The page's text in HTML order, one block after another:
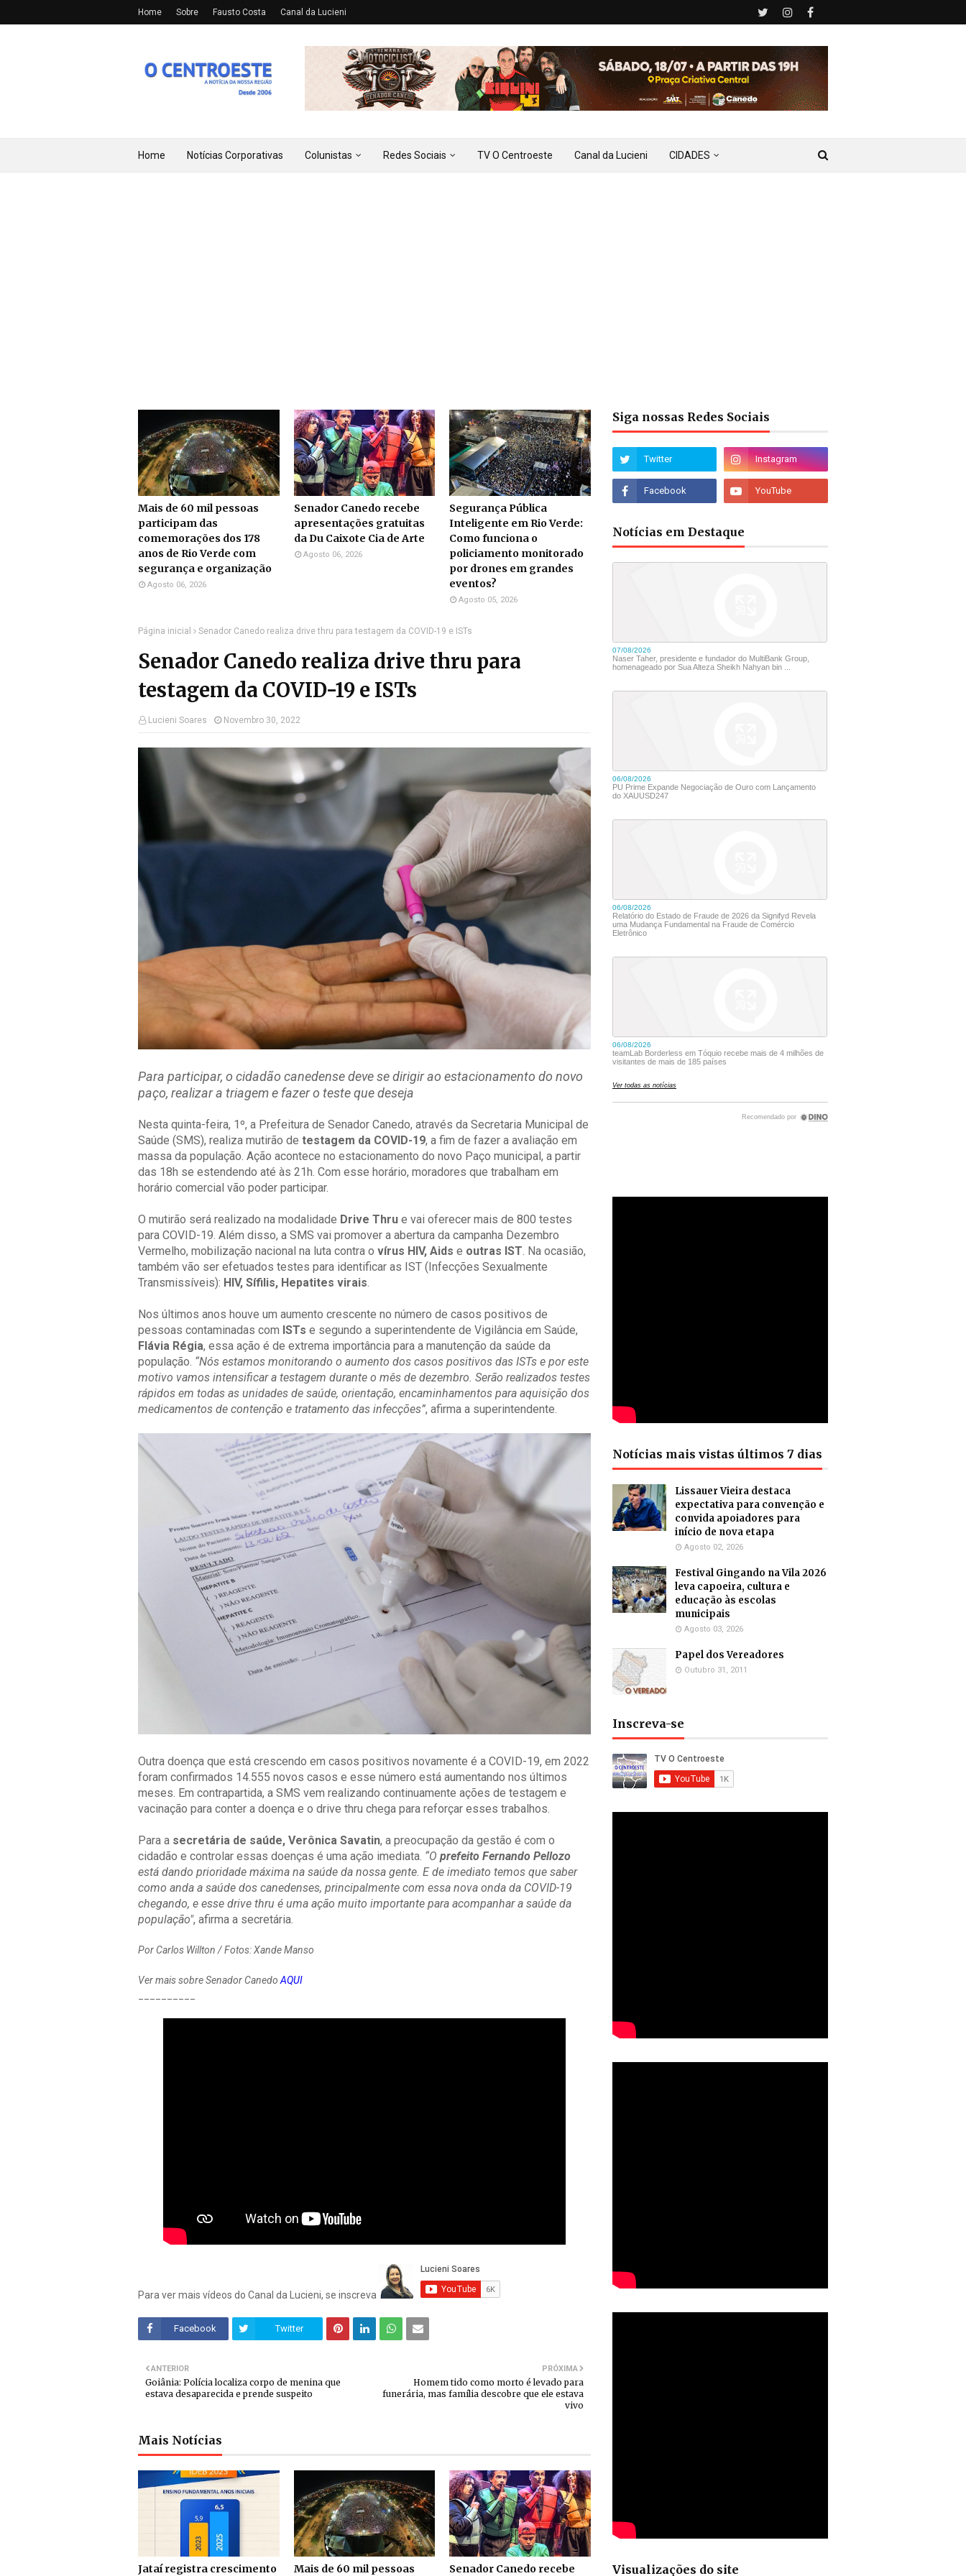
Home Sobre Fausto Costa Canal da Lucieni
Home Notícias Corporativas Colunistas Redes Sociais TV O Centroeste Canal da Lucieni CIDADES
Mais de 60 mil pessoas
participam das
comemorações dos 178
anos de Rio Verde com
segurança e organização
Agosto 06, 2026
Senador Canedo recebe
apresentações gratuitas
da Du Caixote Cia de Arte
Agosto 06, 2026
Segurança Pública
Inteligente em Rio Verde:
Como funciona o
policiamento monitorado
por drones em grandes
eventos?
Agosto 05, 2026
Página inicial Senador Canedo realiza drive thru para testagem da COVID-19 e ISTs
Senador Canedo realiza drive thru para
testagem da COVID-19 e ISTs
Lucieni Soares Novembro 30, 2022
Para participar, o cidadão canedense deve se dirigir ao estacionamento do novo
paço, realizar a triagem e fazer o teste que deseja
Nesta quinta-feira, 1º, a Prefeitura de Senador Canedo, através da Secretaria Municipal de
Saúde (SMS), realiza mutirão de testagem da COVID-19, a fim de fazer a avaliação em
massa da população. Ação acontece no estacionamento do novo Paço municipal, a partir
das 18h se estendendo até às 21h. Com esse horário, moradores que trabalham em
horário comercial vão poder participar.
O mutirão será realizado na modalidade Drive Thru e vai oferecer mais de 800 testes
para COVID-19. Além disso, a SMS vai promover a abertura da campanha Dezembro
Vermelho, mobilização nacional na luta contra o vírus HIV, Aids e outras IST . Na ocasião,
também vão ser efetuados testes para identificar as IST (Infecções Sexualmente
Transmissíveis): HIV, Sífilis, Hepatites virais
Nos últimos anos houve um aumento crescente no número de casos positivos de
pessoas contaminadas com ISTs e segundo a superintendente de Vigilância em Saúde,
Flávia Régia, essa ação é de extrema importância para a manutenção da saúde da
população. “Nós estamos monitorando o aumento dos casos positivos das ISTs e por este
motivo vamos intensificar a testagem durante o mês de dezembro. Serão realizados testes
rápidos em todas as unidades de saúde, orientação, encaminhamentos para aquisição dos
medicamentos de contenção e tratamento das infecções”, afirma a superintendente.
Outra doença que está crescendo em casos positivos novamente é a COVID-19, em 2022
foram confirmados 14.555 novos casos e esse número está aumentando nos últimos
meses. Em contrapartida, a SMS vem realizando continuamente ações de testagem e
vacinação para conter a doença e o drive thru chega para reforçar esses trabalhos.
Para a secretária de saúde, Verônica Savatin, a preocupação da gestão é com o
cidadão e controlar essas doenças é uma ação imediata. “O prefeito Fernando Pellozo
está dando prioridade máxima na saúde da nossa gente. E de imediato temos que saber
como anda a saúde dos canedenses, principalmente com essa nova onda da COVID-19
chegando, e esse drive thru é uma ação muito importante para acompanhar a saúde da
população", afirma a secretária.
Por Carlos Willton / Fotos: Xande Manso
Ver mais sobre Senador CanedoAQUI
Para ver mais vídeos do Canal da Lucieni, se inscreva
Facebook Twitter
PRÓXIMA
Homem tido como morto é levado para
funerária, mas família descobre que ele estava
vivo
ANTERIOR
Goiânia: Polícia localiza corpo de menina que
estava desaparecida e prende suspeito
Mais Notícias
Jataí registra crescimento Mais de 60 mil pessoas Senador Canedo recebe
Siga nossas Redes Sociais
Notícias em Destaque
Notícias mais vistas últimos 7 dias
Lissauer Vieira destaca
expectativa para convenção e
convida apoiadores para
início de nova etapa
Agosto 02, 2026
Festival Gingando na Vila 2026
leva capoeira, cultura e
educação às escolas
municipais
Agosto 03, 2026
Papel dos Vereadores
Outubro 31, 2011
Inscreva-se
Visualizações do site